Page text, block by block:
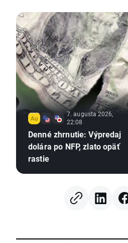
7. augusta 2026,
22:08
Denné zhrnutie: Výpredaj
dolára po NFP, zlato opäť
rastie